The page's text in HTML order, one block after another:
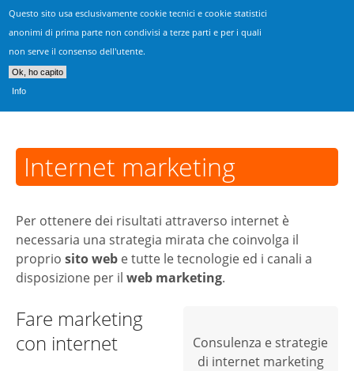
Questo sito usa esclusivamente cookie tecnici e cookie statistici
anonimi di prima parte non condivisi a terze parti e per i quali
non serve il consenso dell'utente.
Ok, ho capito
Info
Realizzazione Siti Vicenza
Consulenza, progettazione & sviluppo siti web
Internet marketing
Per ottenere dei risultati attraverso internet è
necessaria una strategia mirata che coinvolga il
proprio sito web e tutte le tecnologie ed i canali a
disposizione per il web marketing.
Fare marketing
con internet
Consulenza e strategie
di internet marketing